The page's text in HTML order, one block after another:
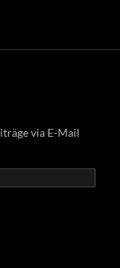
via E-Mail